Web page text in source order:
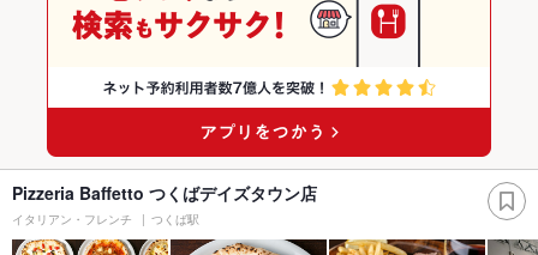
Pizzeria Baffetto つくばデイズタウン店
イタリアン・フレンチ つくば駅